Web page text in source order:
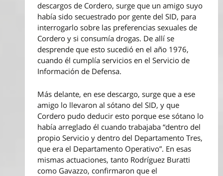
descargos de Cordero, surge que un amigo suyo
había sido secuestrado por gente del SID, para
interrogarlo sobre las preferencias sexuales de
Cordero y si consumía drogas. De allí se
desprende que esto sucedió en el año 1976,
cuando él cumplía servicios en el Servicio de
Información de Defensa.
Más delante, en ese descargo, surge que a ese
amigo lo llevaron al sótano del SID, y que
Cordero pudo deducir esto porque ese sótano lo
había arreglado él cuando trabajaba “dentro del
propio Servicio y dentro del Departamento Tres,
que era el Departamento Operativo”. En esas
mismas actuaciones, tanto Rodríguez Buratti
como Gavazzo, confirmaron que el